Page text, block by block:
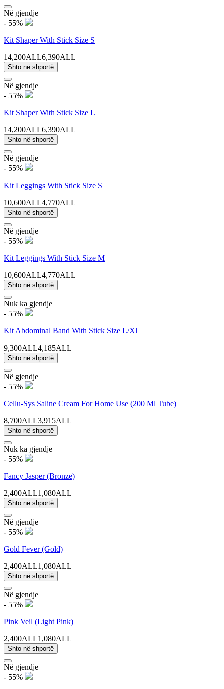
Në gjendje
- 55%
Kit Shaper With Stick Size S
14,200ALL6,390ALL
Shto në shportë
Në gjendje
- 55%
Kit Shaper With Stick Size L
14,200ALL6,390ALL
Shto në shportë
Në gjendje
- 55%
Kit Leggings With Stick Size S
10,600ALL4,770ALL
Shto në shportë
Në gjendje
- 55%
Kit Leggings With Stick Size M
10,600ALL4,770ALL
Shto në shportë
Nuk ka gjendje
- 55%
Kit Abdominal Band With Stick Size L/Xl
9,300ALL4,185ALL
Shto në shportë
Në gjendje
- 55%
Cellu-Sys Saline Cream For Home Use (200 Ml Tube)
8,700ALL3,915ALL
Shto në shportë
Nuk ka gjendje
- 55%
Fancy Jasper (Bronze)
2,400ALL1,080ALL
Shto në shportë
Në gjendje
- 55%
Gold Fever (Gold)
2,400ALL1,080ALL
Shto në shportë
Në gjendje
- 55%
Pink Veil (Light Pink)
2,400ALL1,080ALL
Shto në shportë
Në gjendje
- 55%